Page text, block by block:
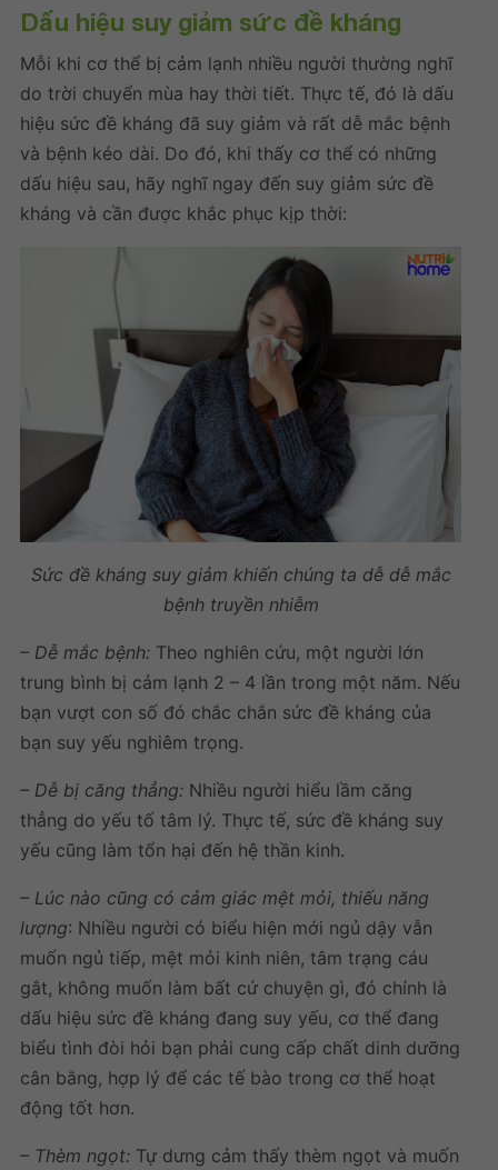
Dấu hiệu suy giảm sức đề kháng
Mỗi khi cơ thể bị cảm lạnh nhiều người thường nghĩ
do trời chuyển mùa hay thời tiết. Thực tế, đó là dấu
hiệu sức đề kháng đã suy giảm và rất dễ mắc bệnh
và bệnh kéo dài. Do đó, khi thấy cơ thể có những
dấu hiệu sau, hãy nghĩ ngay đến suy giảm sức đề
kháng và cần được khắc phục kịp thời:
Sức đề kháng suy giảm khiến chúng ta dễ dễ mắc
bệnh truyền nhiễm
– Dễ mắc bệnh: Theo nghiên cứu, một người lớn
trung bình bị cảm lạnh 2 – 4 lần trong một năm. Nếu
bạn vượt con số đó chắc chắn sức đề kháng của
bạn suy yếu nghiêm trọng.
– Dễ bị căng thẳng: Nhiều người hiểu lầm căng
thẳng do yếu tố tâm lý. Thực tế, sức đề kháng suy
yếu cũng làm tổn hại đến hệ thần kinh.
– Lúc nào cũng có cảm giác mệt mỏi, thiếu năng
lượng: Nhiều người có biểu hiện mới ngủ dậy vẫn
muốn ngủ tiếp, mệt mỏi kinh niên, tâm trạng cáu
gắt, không muốn làm bất cứ chuyện gì, đó chính là
dấu hiệu sức đề kháng đang suy yếu, cơ thể đang
biểu tình đòi hỏi bạn phải cung cấp chất dinh dưỡng
cân bằng, hợp lý để các tế bào trong cơ thể hoạt
động tốt hơn.
– Thèm ngọt: Tự dưng cảm thấy thèm ngọt và muốn